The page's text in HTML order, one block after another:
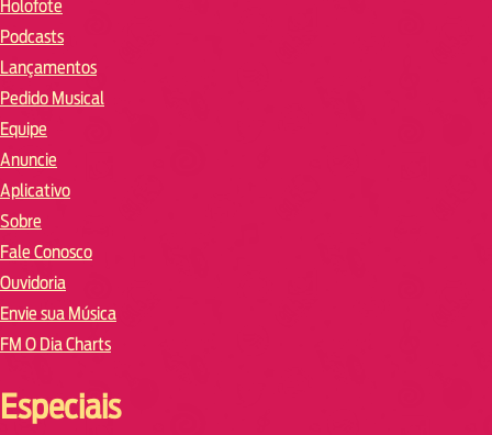
Holofote
Podcasts
Lançamentos
Pedido Musical
Equipe
Anuncie
Aplicativo
Sobre
Fale Conosco
Ouvidoria
Envie sua Música
FM O Dia Charts
Especiais